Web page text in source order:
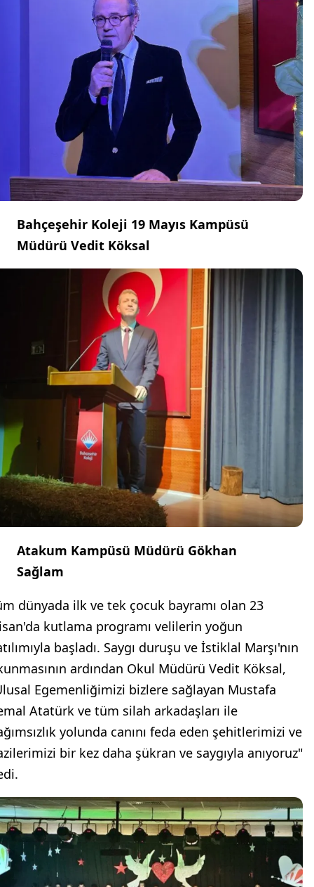
Bahçeşehir Koleji 19 Mayıs Kampüsü
Müdürü Vedit Köksal
Atakum Kampüsü Müdürü Gökhan
Sağlam
dünyada ilk ve tek çocuk bayramı olan 23
kutlama programı velilerin yoğun
başladı. Saygı duruşu ve İstiklal Marşı'nın
ardından Okul Müdürü Vedit Köksal,
Egemenliğimizi bizlere sağlayan Mustafa
Atatürk ve tüm silah arkadaşları ile
yolunda canını feda eden şehitlerimizi ve
bir kez daha şükran ve saygıyla anıyoruz"